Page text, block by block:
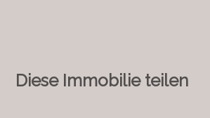
Diese Immobilie teilen